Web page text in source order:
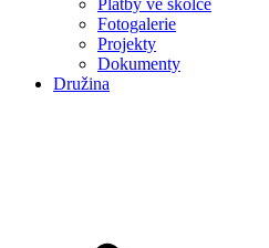
Platby ve školce
Fotogalerie
Projekty
Dokumenty
Družina